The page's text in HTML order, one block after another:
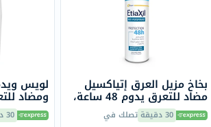
بخاخ مزيل العرق إتياكسيل
مضاد للتعرق يدوم 48 ساعة،
150 مل 30 دقيقة تصلك في
لويس
ومضاد
بدون رائحة،30 دقيقة